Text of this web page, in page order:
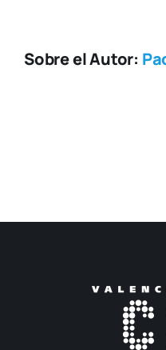
Sobre el Autor: